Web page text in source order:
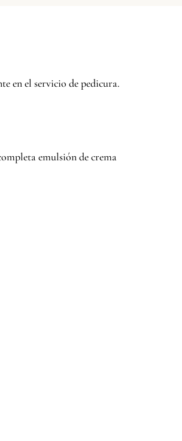
en el servicio de pedicura.
emulsión de crema